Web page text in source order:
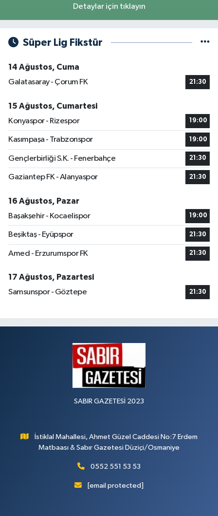
Detaylar için tıklayın
Süper Lig Fikstür
14 Ağustos, Cuma
Galatasaray - Çorum FK
21:30
15 Ağustos, Cumartesi
Konyaspor - Rizespor
19:00
Kasımpaşa - Trabzonspor 19:00
Gençlerbirliği S.K. - Fenerbahçe 21:30
Gaziantep FK - Alanyaspor 21:30
16 Ağustos, Pazar
Başakşehir - Kocaelispor
19:00
Beşiktaş - Eyüpspor 21:30
Amed - Erzurumspor FK 21:30
17 Ağustos, Pazartesi
Samsunspor - Göztepe
21:30
SABIR GAZETESİ 2023
İstiklal Mahallesi, Ahmet Güzel Caddesi No:7 Erdem
Matbaası & Sabır Gazetesi Düziçi/Osmaniye
0552 551 53 53
[email protected]